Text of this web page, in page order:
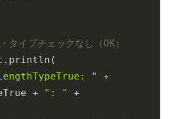
イプチェックなし（OK）
"
+
+
": " +